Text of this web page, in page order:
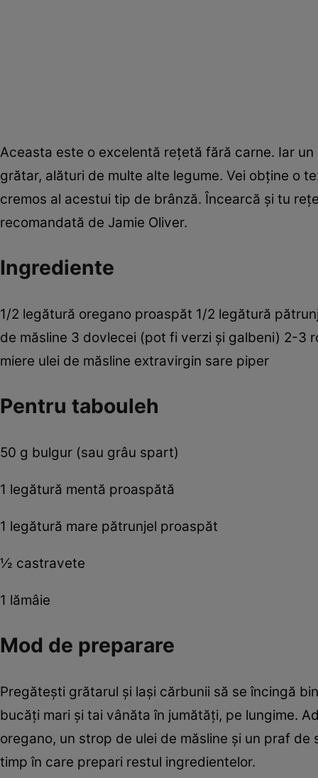
Aceasta este o excelentă reţetă fără carne. Iar
grătar, alături de multe alte legume. Vei obţine o
cremos al acestui tip de brânză. Încearcă şi tu
recomandată de Jamie Oliver.
Ingrediente
1/2 legătură oregano proaspăt 1/2 legătură
de măsline 3 dovlecei (pot fi verzi şi galbeni) 2-3
miere ulei de măsline extravirgin sare piper
Pentru tabouleh
50 g bulgur (sau grâu spart)
1 legătură mentă proaspătă
1 legătură mare pătrunjel proaspăt
½ castravete
1 lămâie
Mod de preparare
Pregăteşti grătarul şi laşi cărbunii să se încingă
bucăţi mari şi tai vânăta în jumătăţi, pe lungime.
oregano, un strop de ulei de măsline şi un praf
timp în care prepari restul ingredientelor.